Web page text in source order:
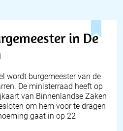
in De
wordt burgemeester van de
De ministerraad heeft op
van Binnenlandse Zaken
om hem voor te dragen
gaat in op 22